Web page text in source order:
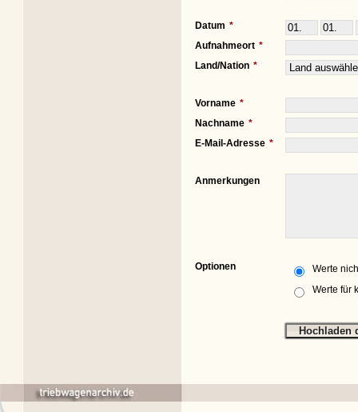
Datum
Aufnahmeort
Land/Nation
Vorname
Nachname
E-Mail-Adresse
Anmerkungen
Optionen
Werte
Werte für